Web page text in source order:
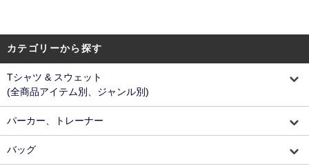
カテゴリーから探す
Tシャツ & スウェット
(全商品アイテム別、ジャンル別)
パーカー、トレーナー
バッグ